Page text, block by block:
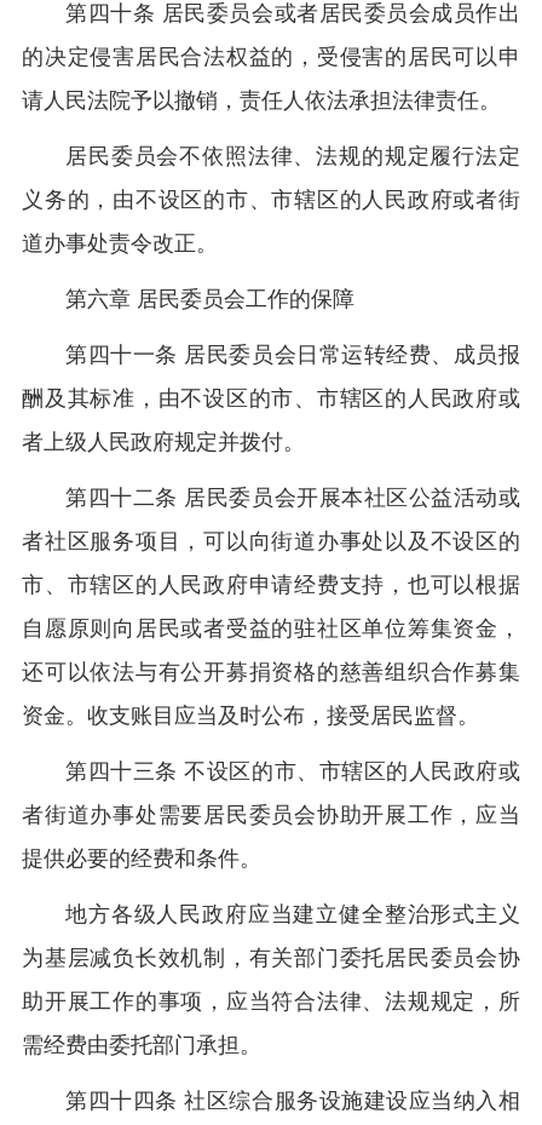
第四十条 居民委员会或者居民委员会成员作出
的决定侵害居民合法权益的，受侵害的居民可以申
请人民法院予以撤销，责任人依法承担法律责任。
居民委员会不依照法律、法规的规定履行法定
义务的，由不设区的市、市辖区的人民政府或者街
道办事处责令改正。
第六章 居民委员会工作的保障
第四十一条 居民委员会日常运转经费、成员报
酬及其标准，由不设区的市、市辖区的人民政府或
者上级人民政府规定并拨付。
第四十二条 居民委员会开展本社区公益活动或
者社区服务项目，可以向街道办事处以及不设区的
市、市辖区的人民政府申请经费支持，也可以根据
自愿原则向居民或者受益的驻社区单位筹集资金，
还可以依法与有公开募捐资格的慈善组织合作募集
资金。收支账目应当及时公布，接受居民监督。
第四十三条 不设区的市、市辖区的人民政府或
者街道办事处需要居民委员会协助开展工作，应当
提供必要的经费和条件。
地方各级人民政府应当建立健全整治形式主义
为基层减负长效机制，有关部门委托居民委员会协
助开展工作的事项，应当符合法律、法规规定，所
需经费由委托部门承担。
第四十四条 社区综合服务设施建设应当纳入相